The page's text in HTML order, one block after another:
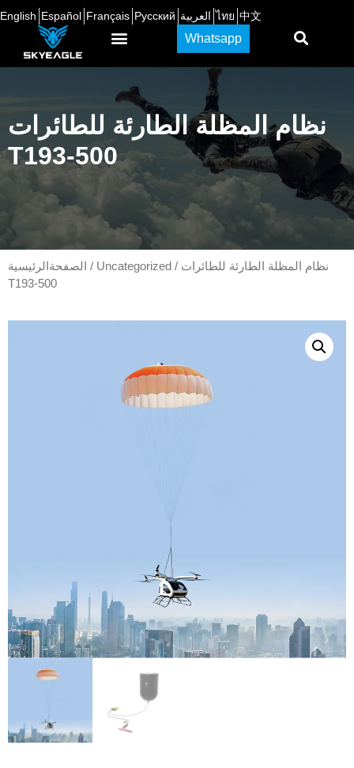
English Español Français Русский العربية ไทย 中文
Whatsapp
نظام المظلة الطارئة للطائرات
T193-500
الصفحةالرئيسية / Uncategorized / نظام المظلة الطارئة للطائرات
T193-500